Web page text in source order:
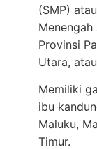
(SMP)
Provinsi
Utara,
Memiliki
ibu
Maluku,
Timur.